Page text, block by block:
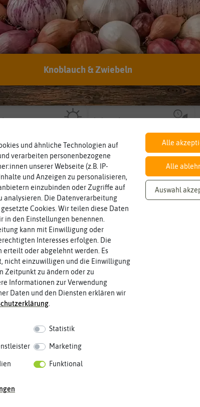
83357
4001523833577
Inhalt
(lateinische)
der Pflanze.
Lebensdauer
Pflanzen werden kategorisiert in:
grün, mehrfarbig
der reifen Frucht, die
dem Reifungsprozess hat.
und ähnliche Technologien auf
verarbeiten personenbezogene
unserer Webseite (z.B. IP-
und Anzeigen zu personalisieren,
einzubinden oder Zugriffe auf
analysieren. Die Datenverarbeitung
Cookies. Wir teilen diese Daten
in den Einstellungen benennen.
kann mit Einwilligung oder
Interesses erfolgen. Die
erteilt oder abgelehnt werden. Es
nicht einzuwilligen und die Einwilligung
Zeitpunkt zu ändern oder zu
Informationen zur Verwendung
Daten und den Diensten erklären wir
.
Statistik
Marketing
Funktional
Alle
Alle
Auswahl
Knoblauch & Zwiebeln